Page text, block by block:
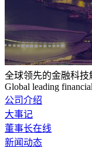
全球领先的金融科技
Global leading
公司介绍
大事记
董事长在线
新闻动态